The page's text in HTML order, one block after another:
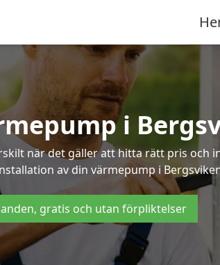
i
när det gäller att hitta rätt pris och
av din värmepump i
gratis och utan förpliktelser